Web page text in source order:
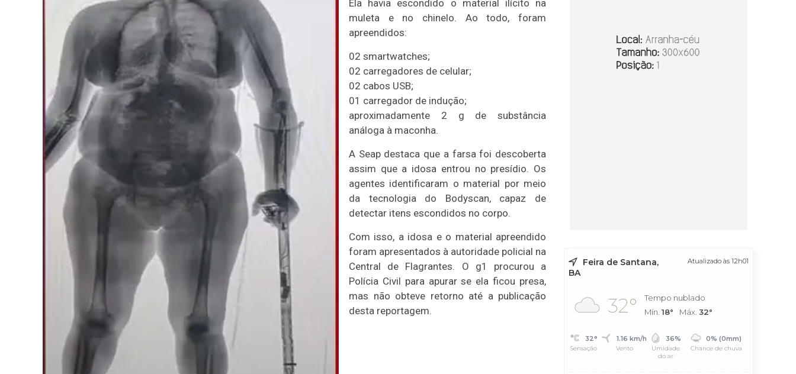
Ela havia escondido o material ilícito na
muleta e no chinelo. Ao todo, foram
apreendidos:
02 smartwatches;
02 carregadores de celular;
02 cabos USB;
01 carregador de indução;
aproximadamente 2 g de substância
análoga à maconha.
A Seap destaca que a farsa foi descoberta
assim que a idosa entrou no presídio. Os
agentes identificaram o material por meio
da tecnologia do Bodyscan, capaz de
detectar itens escondidos no corpo.
Com isso, a idosa e o material apreendido
foram apresentados à autoridade policial na
Central de Flagrantes. O g1 procurou a
Polícia Civil para apurar se ela ficou presa,
mas não obteve retorno até a publicação
desta reportagem.
Feira de Santana,
BA
Atualizado às 12h01
32°
Tempo nublado
Mín. 18° Máx. 32°
32°
Sensação
1.16 km/h
Vento
36%
Umidade
do ar
0% (0mm)
Chance de chuva